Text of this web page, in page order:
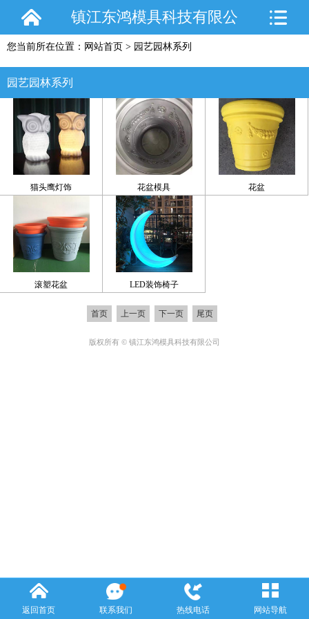
镇江东鸿模具科技有限公
司
您当前所在位置： 网站首页 > 园艺园林系列
园艺园林系列
猫头鹰灯饰 花盆模具 花盆
滚塑花盆 LED装饰椅子
首页 上一页 下一页 尾页
版权所有 © 镇江东鸿模具科技有限公司
返回首页 联系我们 热线电话 网站导航